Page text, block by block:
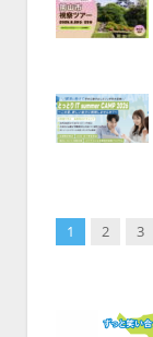
1 2 3